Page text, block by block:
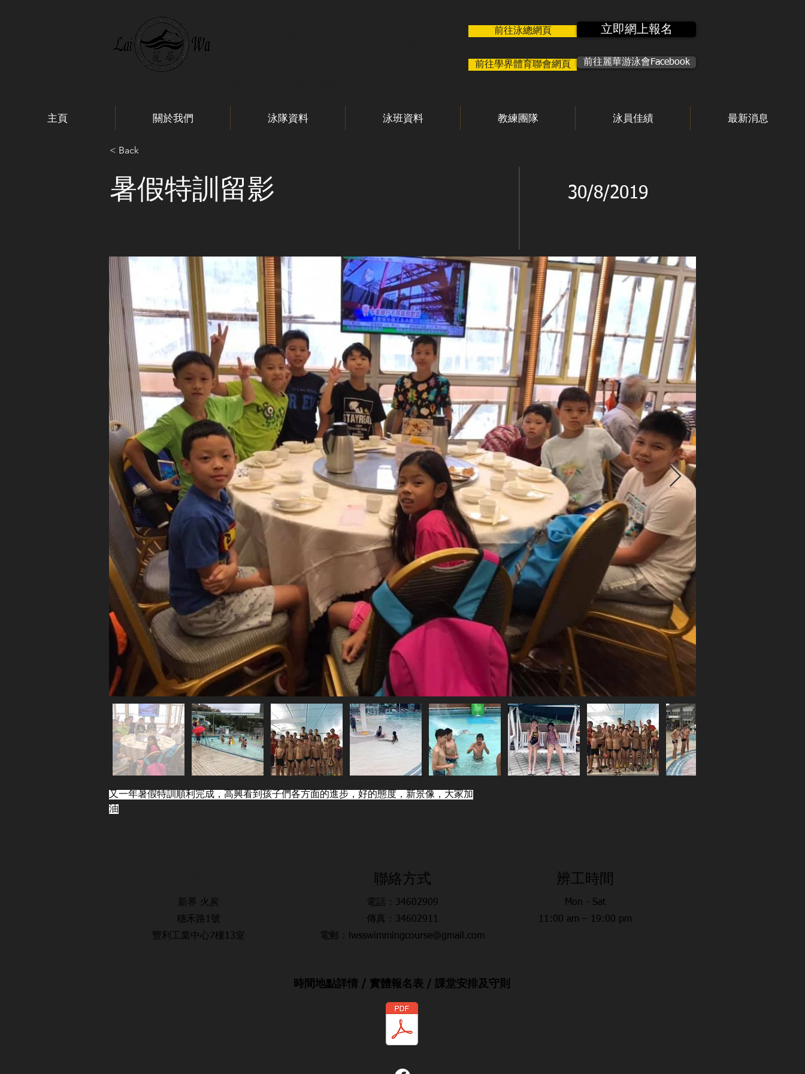
前往泳總網頁 立即網上報名
前往學界體育聯會網頁 前往麗華游泳會Facebook
主頁 關於我們 泳隊資料 泳班資料 教練團隊 泳員佳績 最新消息
< Back
暑假特訓留影 30/8/2019
又一年暑假特訓順利完成，高興看到孩子們各方面的進步，好的態度，新景像，大家加
油
新界 火炭
穗禾路1號
豐利工業中心7樓13室
​聯絡方式
電話：34602909
傳真：34602911
電郵：lwsswimmingcourse@gmail.com
​辨工時間
Mon - Sat
11:00 am – 19:00 pm
時間地點詳情 / 實體報名表 / 課堂安排及守則